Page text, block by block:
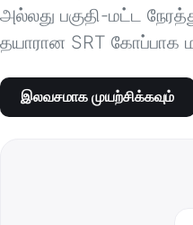
அல்லது பகுதி-மட்ட
தயாரான SRT கோப்பாக
இலவசமாக முயற்சிக்கவும்